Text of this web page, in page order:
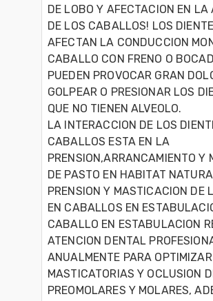
DE LOBO Y AFECTACION EN LA
DE LOS CABALLOS! LOS
AFECTAN LA CONDUCCION
CABALLO CON FRENO O
PUEDEN PROVOCAR GRAN
GOLPEAR O PRESIONAR LOS
QUE NO TIENEN ALVEOLO.
LA INTERACCION DE LOS
CABALLOS ESTA EN LA
PRENSION,ARRANCAMIENTO Y
DE PASTO EN HABITAT
PRENSION Y MASTICACION DE
EN CABALLOS EN
CABALLO EN ESTABULACION
ATENCION DENTAL
ANUALMENTE PARA
MASTICATORIAS Y OCLUSION
PREOMOLARES Y MOLARES,